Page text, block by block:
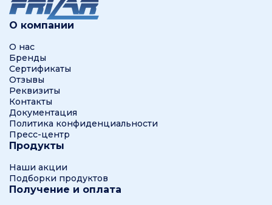
О компании
О нас
Бренды
Сертификаты
Отзывы
Реквизиты
Контакты
Документация
Политика конфиденциальности
Пресс-центр
Продукты
Наши акции
Подборки продуктов
Получение и оплата